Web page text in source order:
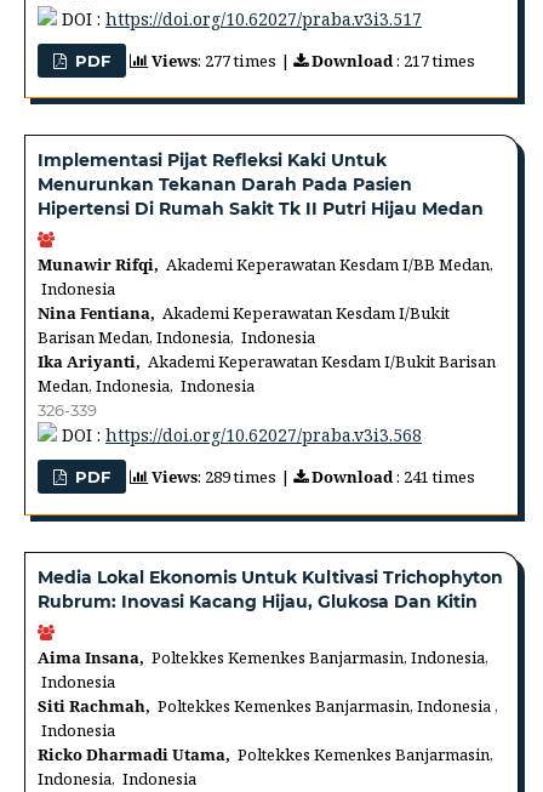
DOI : https://doi.org/10.62027/praba.v3i3.517
PDF Views: 277 times | Download: 217 times
Implementasi Pijat Refleksi Kaki Untuk
Menurunkan Tekanan Darah Pada Pasien
Hipertensi Di Rumah Sakit Tk II Putri Hijau Medan
Munawir Rifqi, Akademi Keperawatan Kesdam I/BB Medan,
Indonesia
Nina Fentiana, Akademi Keperawatan Kesdam I/Bukit
Barisan Medan, Indonesia, Indonesia
Ika Ariyanti, Akademi Keperawatan Kesdam I/Bukit Barisan
Medan, Indonesia, Indonesia
326-339
DOI : https://doi.org/10.62027/praba.v3i3.568
PDF Views: 289 times | Download: 241 times
Media Lokal Ekonomis Untuk Kultivasi Trichophyton
Rubrum: Inovasi Kacang Hijau, Glukosa Dan Kitin
Aima Insana, Poltekkes Kemenkes Banjarmasin, Indonesia,
Indonesia
Siti Rachmah, Poltekkes Kemenkes Banjarmasin, Indonesia ,
Indonesia
Ricko Dharmadi Utama, Poltekkes Kemenkes Banjarmasin,
Indonesia, Indonesia